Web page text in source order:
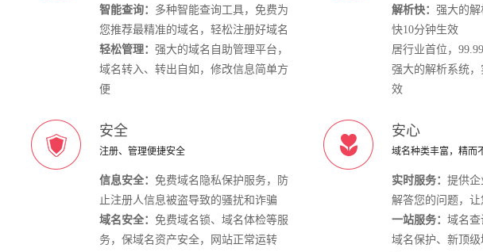
智能查询： 多种智能查询工具，免费为
您推荐最精准的域名，轻松注册好域名
轻松管理： 强大的域名自助管理平台，
域名转入、转出自如，修改信息简单方
便
解析快： 强大的
快10分钟生效
居行业首位，
强大的解析系统
效
安全
注册、管理便捷安全
信息安全： 免费域名隐私保护服务，防
止注册人信息被盗导致的骚扰和诈骗
域名安全： 免费域名锁、域名体检等服
务，保域名资产安全，网站正常运转
安心
域名种类丰富，精而
实时服务： 提供企
解答您的问题，
一站服务： 域名查
域名保护、新顶